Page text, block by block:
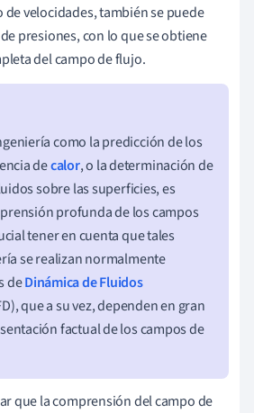
velocidades, también se puede
presiones, con lo que se obtiene
del campo de flujo.
como la predicción de los
decalor, o la determinación de
sobre las superficies, es
profunda de los campos
tener en cuenta que tales
se realizan normalmente
deDinámica de Fluidos
que a su vez, dependen en gran
factual de los campos de
que la comprensión del campo de